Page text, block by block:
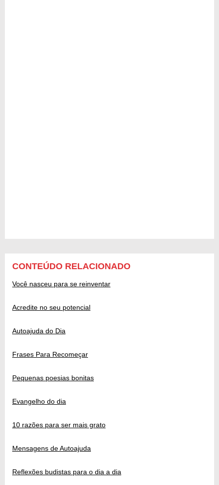
CONTEÚDO RELACIONADO
Você nasceu para se reinventar
Acredite no seu potencial
Autoajuda do Dia
Frases Para Recomeçar
Pequenas poesias bonitas
Evangelho do dia
10 razões para ser mais grato
Mensagens de Autoajuda
Reflexões budistas para o dia a dia